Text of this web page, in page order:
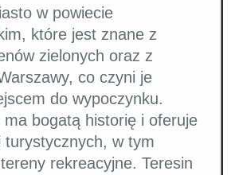
w powiecie
które jest znane z
zielonych oraz z
co czyni je
do wypoczynku.
ma bogatą historię i oferuje
turystycznych, w tym
rekreacyjne. Teresin